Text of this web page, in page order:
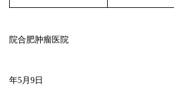
院合肥肿瘤医院
年5 月 9日